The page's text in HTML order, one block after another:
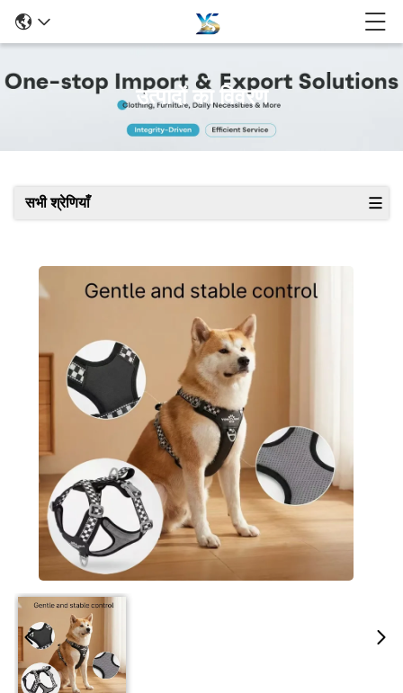
उत्पादों का विवरण
सभी श्रेणियाँ